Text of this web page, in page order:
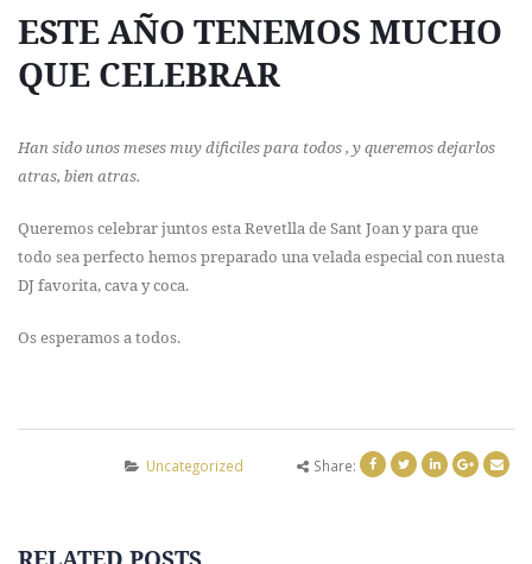
ESTE AÑO TENEMOS MUCHO
QUE CELEBRAR
Han sido unos meses muy dificiles para todos , y queremos dejarlos
atras, bien atras.
Queremos celebrar juntos esta Revetlla de Sant Joan y para que
todo sea perfecto hemos preparado una velada especial con nuesta
DJ favorita, cava y coca.
Os esperamos a todos.
Uncategorized Share: